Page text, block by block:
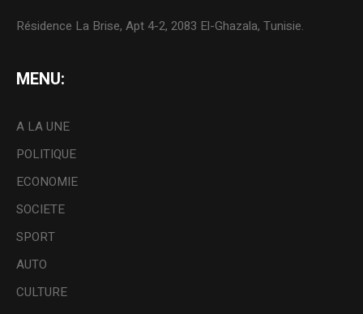
Résidence La Brise, Apt 4-2, 2083 El-Ghazala, Tunisie.
MENU:
A LA UNE
POLITIQUE
ECONOMIE
SOCIETE
SPORT
AUTO
CULTURE